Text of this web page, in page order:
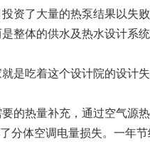
资了大量的热泵结果以失
整体的供水及热水设计系统
是吃着这个设计院的设计
的热量补充，通过空气源
分体空调电量损失。一年